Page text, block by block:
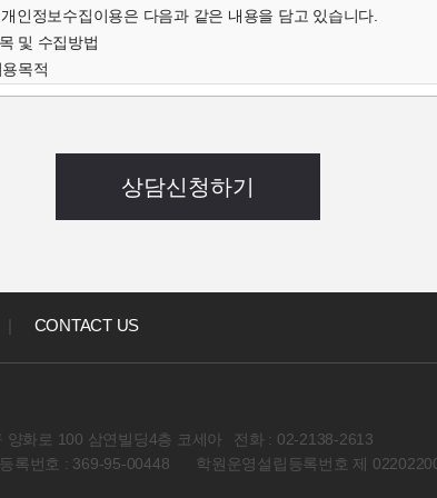
인정보수집이용은 다음과 같은 내용을 담고 있습니다.
및 수집방법
목적
및 이용기간
및 수집방법
년도, 신장 등 기록
자들의 전화 및 이메일 상담
특화, 이벤트 등 광고성 정보 전달
이용목적이 달성된 후에는 해당 정보를 지체 없이 파기합니다.
련 동의사항
자의 개인정보를 타인 또는 타기업,기관에 공개하지 않습니다
| CONTACT US
양화로 100 삼연빌딩4층 코세아
전화 : 02-2138-2613
록번호 : 369-95-00448
학원운영설립등록번호 제